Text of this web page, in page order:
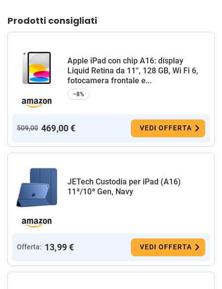
Prodotti consigliati
Apple iPad con chip A16: display
Liquid Retina da 11'', 128 GB, Wi Fi 6,
fotocamera frontale e...
−8%
509,00 469,00 € VEDI OFFERTA
JETech Custodia per iPad (A16)
11ª/10ª Gen, Navy
Offerta: 13,99 € VEDI OFFERTA